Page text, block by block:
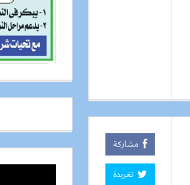
مشاركة
تغريدة